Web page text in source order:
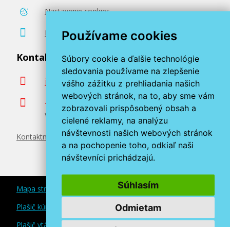
Používame cookies
Súbory cookie a ďalšie technológie
sledovania používame na zlepšenie
vášho zážitku z prehliadania našich
webových stránok, na to, aby sme vám
zobrazovali prispôsobený obsah a
cielené reklamy, na analýzu
návštevnosti našich webových stránok
a na pochopenie toho, odkiaľ naši
návštevníci prichádzajú.
Súhlasím
Odmietam
Nastavenie cookies
Poradenstvo zadarmo
Kontaktujte nás
info@miroluk.sk
+420 377 222 313
Volajte v pracovné dni od 8. do 17. hod.
Kontaktné údaje
Mapa stránok
Plašič kún a myší
Plašič vtákov